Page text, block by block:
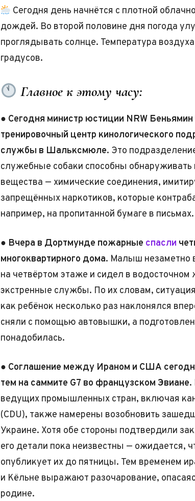
Сегодня день начнётся с плотной
дождей. Во второй половине дня погода
проглядывать солнце. Температура
градусов.
Главное к этому часу:
● Сегодня министр юстиции NRW
тренировочный центр кинологического
службы в Шальксмюле. Это
служебные собаки способны
вещества — химические соединения,
запрещённых наркотиков, которые
например, на пропитанной бумаге в письмах.
● Вчера в Дортмунде пожарные спасли
многоквартирного дома. Малыш незаметно
на четвёртом этаже и сидел в
экстренные службы. По их словам,
как ребёнок несколько раз наклонялся
сняли с помощью автовышки, а
понадобилась.
● Соглашение между Ираном и США
тем на саммите G7 во французском Эвиане.
ведущих промышленных стран, включая
(CDU), также намерены возобновить
Украине. Хотя обе стороны подтвердили
его детали пока неизвестны — ожидается,
опубликует их до пятницы. Тем временем
и Кёльне выражают разочарование,
родине.